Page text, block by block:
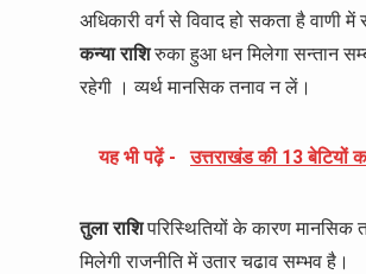
अधिकारी वर्ग से विवाद हो सकता है वाणी
कन्या राशिरुका हुआ धन मिलेगा सन्तान
रहेगी । व्यर्थ मानसिक तनाव न लें।
यह भी पढ़ें - उत्तराखंड की 13 बेटियों
तुला राशिपरिस्थितियों के कारण मानसिक
मिलेगी राजनीति में उतार चढाव सम्भव है।